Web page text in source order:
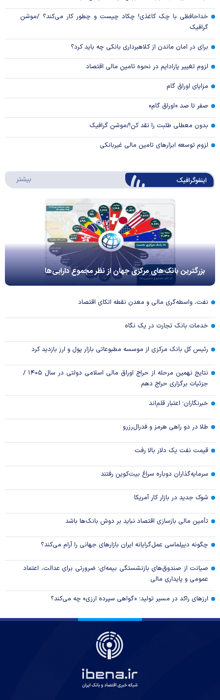
خداحافظی با چک کاغذی! چکاد چیست و چطور کار می‌کند؟ /موشن
گرافیک
برای در امان ماندن از کلاهبرداری بانکی چه باید کرد؟
لزوم تغییر پارادایم در نحوه تامین مالی اقتصاد
مزایای اوراق گام
صفر تا صد «اوراق گام»
بدون معطلی طلبت را نقد کن!/موشن گرافیک
لزوم توسعه ابزارهای تامین مالی غیربانکی
اینفوگرافیک بیشتر
بزرگترین بانک‌های مرکزی جهان از نظر مجموع دارایی‌ها
نفت، واسطه‌گری مالی و معدن نقطه اتکای اقتصاد
خدمات بانک تجارت در یک نگاه
رئیس کل بانک مرکزی از موسسه مطبوعاتی بازار پول و ارز بازدید کرد
نتایج نهمین مرحله از حراج اوراق مالی اسلامی دولتی در سال ۱۴۰۵ /
جزئیات برگزاری حراج دهم
خبرنگاران؛ اعتبار قلم‌اند
طلا در دو راهی هرمز و فدرال‌رزرو
قیمت نفت یک دلار بالا رفت
سرمایه‌گذاران دوباره سراغ بیت‌کوین رفتند
شوک جدید در بازار کار آمریکا
تأمین مالی بازسازی اقتصاد نباید بر دوش بانک‌ها باشد
چگونه دیپلماسی عمل‌گرایانه ایران بازار‌های جهانی را آرام می‌کند؟
صیانت از صندوق‌های بازنشستگی بیمه‌ای؛ ضرورتی برای عدالت، اعتماد
عمومی و پایداری مالی
ارزهای راکد در مسیر تولید؛ «گواهی سپرده ارزی» چه می‌کند؟